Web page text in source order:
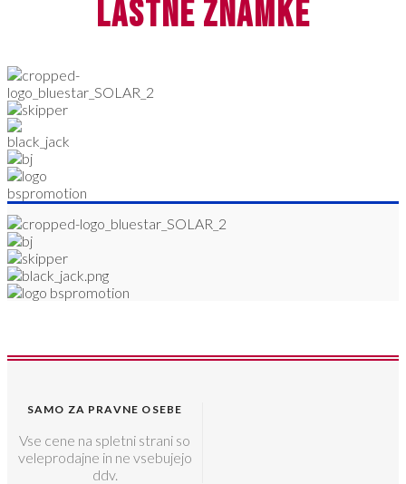
lastne znamke
SAMO ZA PRAVNE OSEBE
Vse cene na spletni strani so
veleprodajne in ne vsebujejo
ddv.